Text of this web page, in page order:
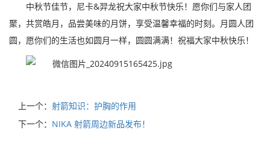
中秋节佳节，尼卡&羿龙祝大家中秋节快乐！愿你们与家人团
聚，共赏皓月，品尝美味的月饼，享受温馨幸福的时刻。月圆人团
圆，愿你们的生活也如圆月一样，圆圆满满！祝福大家中秋快乐！
上一个： 射箭知识：护胸的作用
下一个： NIKA 射箭周边新品发布！